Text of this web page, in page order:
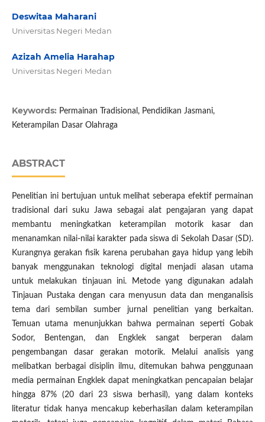
Deswitaa Maharani
Universitas Negeri Medan
Azizah Amelia Harahap
Universitas Negeri Medan
Keywords: Permainan Tradisional, Pendidikan Jasmani,
Keterampilan Dasar Olahraga
ABSTRACT
Penelitian ini bertujuan untuk melihat seberapa efektif permainan
tradisional dari suku Jawa sebagai alat pengajaran yang dapat
membantu meningkatkan keterampilan motorik kasar dan
menanamkan nilai-nilai karakter pada siswa di Sekolah Dasar (SD).
Kurangnya gerakan fisik karena perubahan gaya hidup yang lebih
banyak menggunakan teknologi digital menjadi alasan utama
untuk melakukan tinjauan ini. Metode yang digunakan adalah
Tinjauan Pustaka dengan cara menyusun data dan menganalisis
tema dari sembilan sumber jurnal penelitian yang berkaitan.
Temuan utama menunjukkan bahwa permainan seperti Gobak
Sodor, Bentengan, dan Engklek sangat berperan dalam
pengembangan dasar gerakan motorik. Melalui analisis yang
melibatkan berbagai disiplin ilmu, ditemukan bahwa penggunaan
media permainan Engklek dapat meningkatkan pencapaian belajar
hingga 87% (20 dari 23 siswa berhasil), yang dalam konteks
literatur tidak hanya mencakup keberhasilan dalam keterampilan